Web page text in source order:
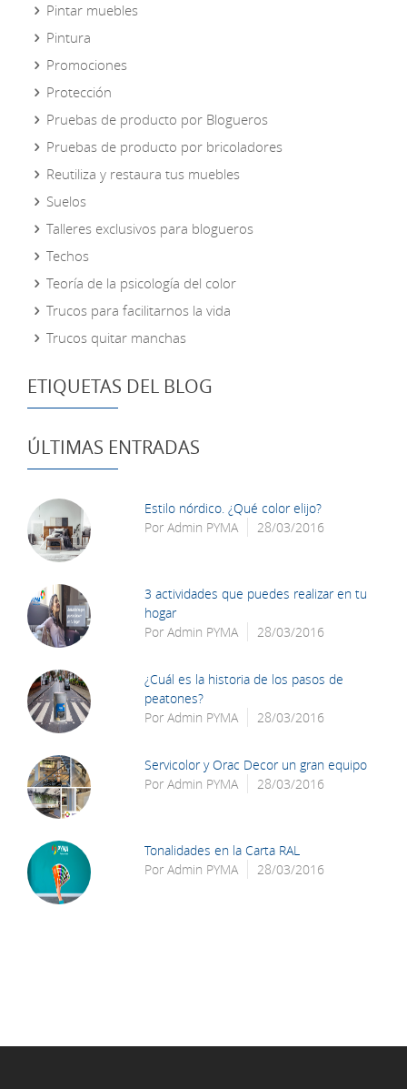
Pintar muebles
Pintura
Promociones
Protección
Pruebas de producto por Blogueros
Pruebas de producto por bricoladores
Reutiliza y restaura tus muebles
Suelos
Talleres exclusivos para blogueros
Techos
Teoría de la psicología del color
Trucos para facilitarnos la vida
Trucos quitar manchas
ETIQUETAS DEL BLOG
ÚLTIMAS ENTRADAS
Estilo nórdico. ¿Qué color elijo?
PorAdmin PYMA 28/03/2016
3 actividades que puedes realizar en tu
hogar
PorAdmin PYMA 28/03/2016
¿Cuál es la historia de los pasos de
peatones?
PorAdmin PYMA 28/03/2016
Servicolor y Orac Decor un gran equipo
PorAdmin PYMA 28/03/2016
Tonalidades en la Carta RAL
PorAdmin PYMA 28/03/2016